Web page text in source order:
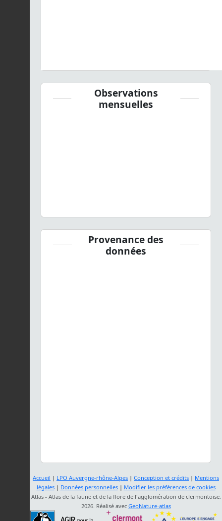
Observations
mensuelles
Provenance des
données
Accueil | LPO Auvergne-rhône-Alpes | Conception et crédits | Mentions
légales| Données personnelles| Modifier les préférences de cookies
Atlas - Atlas de la faune et de la flore de l'agglomération de clermontoise,
2026. Réalisé avec GeoNature-atlas